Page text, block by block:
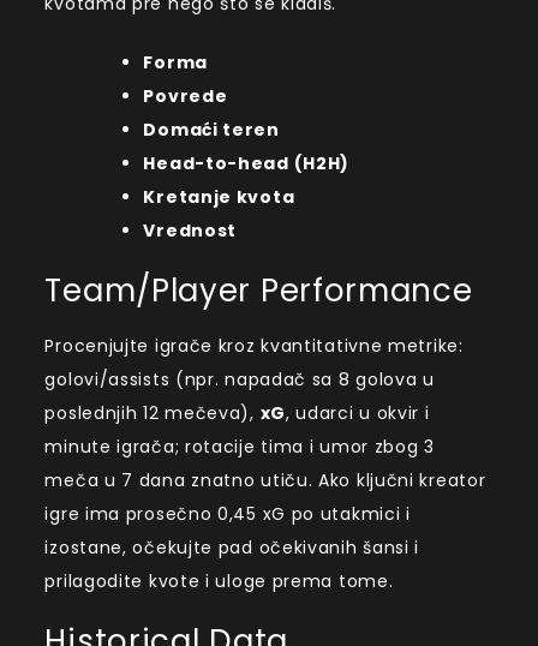
Forma
Povrede
Domaći teren
Head-to-head (H2H)
Kretanje kvota
Vrednost
Team/Player Performance
Procenjujte igrače kroz kvantitativne metrike:
golovi/assists (npr. napadač sa 8 golova u
poslednjih 12 mečeva), xG, udarci u okvir i
minute igrača; rotacije tima i umor zbog 3
meča u 7 dana znatno utiču. Ako ključni kreator
igre ima prosečno 0,45 xG po utakmici i
izostane, očekujte pad očekivanih šansi i
prilagodite kvote i uloge prema tome.